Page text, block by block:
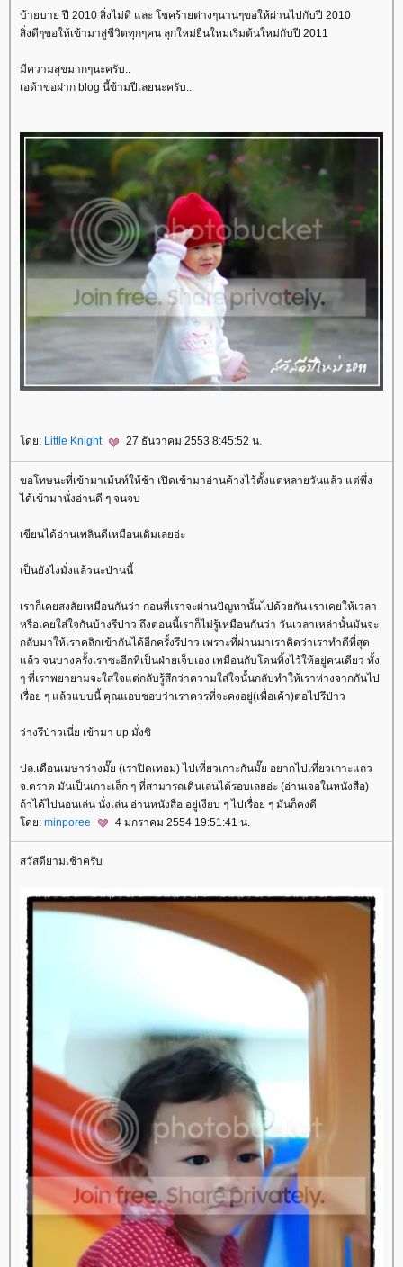
บ้ายบาย ปี 2010 สิ่งไม่ดี และ โชคร้ายต่างๆนานๆขอให้ผ่านไปกับปี 2010
สิ่งดีๆขอให้เข้ามาสู่ชีวิตทุกๆคน ลุกใหม่ยืนใหม่เริ่มต้นใหม่กับปี 2011
มีความสุขมากๆนะครับ..
เอด้าขอฝาก blog นี้ข้ามปีเลยนะครับ..
ดย: Little Knight 27 ธันวาคม 2553 8:45:52 น.
ขอโทษนะที่เข้ามาเม้นท์ให้ช้า เปิดเข้ามาอ่านค้างไว้ตั้งแต่หลายวันแล้ว แต่พึ่ง
ได้เข้ามานั่งอ่านดี ๆ จนจบ
เขียนได้อ่านเพลินดีเหมือนเดิมเลยอ่ะ
เป็นยังไงมั่งแล้วนะป่านนี้
เราก็เคยสงสัยเหมือนกันว่า ก่อนที่เราจะผ่านปัญหานั้นไปด้วยกัน เราเคยให้เวลา
หรือเคยใส่ใจกันบ้างรึป่าว ถึงตอนนี้เราก็ไม่รู้เหมือนกันว่า วันเวลาเหล่านั้นมันจะ
กลับมาให้เราคลิกเข้ากันได้อีกครั้งรึป่าว เพราะที่ผ่านมาเราคิดว่าเราทำดีที่สุด
ล้ว จนบางครั้งเราซะอีกที่เป็นฝ่ายเจ็บเอง เหมือนกับโดนทิ้งไว้ให้อยู่คนเดียว ทั้ง
ๆ ที่เราพยายามจะใส่ใจแต่กลับรู้สึกว่าความใส่ใจนั้นกลับทำให้เราห่างจากกันไป
เรื่อย ๆ แล้วแบบนี้ คุณแอบชอบว่าเราควรที่จะคงอยู่(เพื่อเค้า)ต่อไปรึป่าว
ว่างรึป่าวเนี่ย เข้ามา up มั่งซิ
ปล.เดือนเมษาว่างมั๊ย (เราปิดเทอม) ไปเที่ยวเกาะกันมั๊ย อยากไปเที่ยวเกาะแถว
จ.ตราด มันเป็นเกาะเล็ก ๆ ที่สามารถเดินเล่นได้รอบเลยอ่ะ (อ่านเจอในหนังสือ)
ถ้าได้ไปนอนเล่น นั่งเล่น อ่านหนังสือ อยู่เงียบ ๆ ไปเรื่อย ๆ มันก็คงดี
ดย: minporee 4 มกราคม 2554 19:51:41 น.
สวัสดียามเช้าครับ